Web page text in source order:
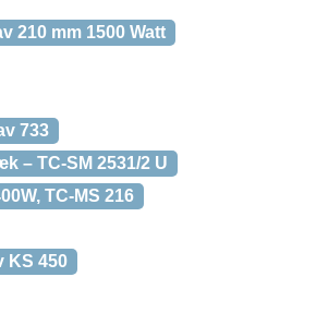
210 mm 1500 Watt
733
– TC-SM 2531/2 U
TC-MS 216
KS 450